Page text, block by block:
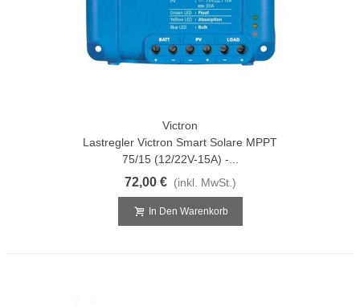
Victron
Lastregler Victron Smart Solare MPPT
75/15 (12/22V-15A) -...
72,00 € (inkl. MwSt.)
In Den Warenkorb